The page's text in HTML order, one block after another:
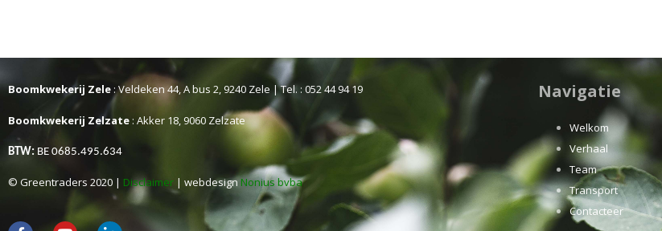
Boomkwekerij Zele : Veldeken 44, A bus 2, 9240 Zele | Tel. : 052 44 94 19
Boomkwekerij Zelzate : Akker 18, 9060 Zelzate
BTW: BE 0685.495.634
© Greentraders 2020 | Disclaimer | webdesignNonius bvba
Navigatie
Welkom
Verhaal
Team
Transport
Contacteer